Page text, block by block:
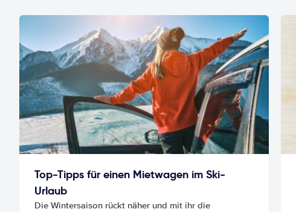
Top-Tipps für einen Mietwagen im Ski-
Urlaub
Die Wintersaison rückt näher und mit ihr die